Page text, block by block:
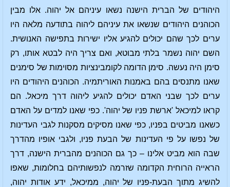
היהודים של הברית הישנה נשאו עיניהם אל יהוה. אלו מבין
הכוהנים היהודים שנשאו את עיניהם ליהוה בתודעה מלאה היו
ערים לכך שהם יכולים להגיע אליו ישירות בתפישה האנושית.
השם יהוה נשמר בלתי מבוטא, ואם צריך היה לבטא אותו, רק
סימן היה נעשה. סימן הדומה לקומבינציות מסוימות של סימנים
שאנו מתנסים בהם באמנות האוריתמיה. הכוהנים היהודים היו
ערים לכך שבני האדם יכולים להגיע ליהוה דרך מיכאל. הם
קראו למיכאל 'ארשת פניו של יהוה'. כפי שאנו למדים על האדם
כשאנו מביטים בפניו, כפי שאנו מסיקים מסקנות לגבי העדינות
של נפשו על פי העדינות של הבעת פניו, ולגבי אופיו מהדרך
שבה הוא מביט אלינו – כך גם הכוהנים מהברית הישנה, דרך
הראייה הרוחית הקדומה שזרמה לנפשותיהם בחלומות, שאפו
להשיג מתוך הבעת-פניו של יהוה, ממיכאל, ידע אודות יהוה,